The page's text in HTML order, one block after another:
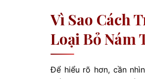
Vì Sao Cách
Loại Bỏ Nám
Để hiểu rõ hơn, cần